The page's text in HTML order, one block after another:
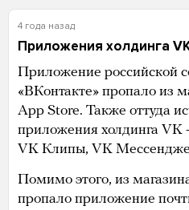
4 года назад
Приложения холдинга
Приложение российской
«ВКонтакте» пропало из
App Store. Также оттуда
приложения холдинга
VK Клипы, VK
Помимо этого, из
пропало приложение